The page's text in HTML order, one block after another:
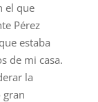
el que
Pérez
estaba
de mi casa.
la
gran